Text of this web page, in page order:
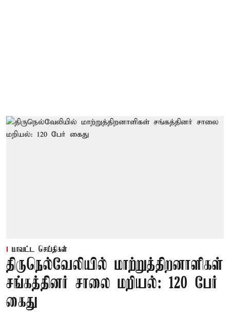
மாவட்ட செய்திகள்
திருநெல்வேலியில் மாற்றுத்திறனாளிகள்
சங்கத்தினர் சாலை மறியல்: 120 பேர்
கைது